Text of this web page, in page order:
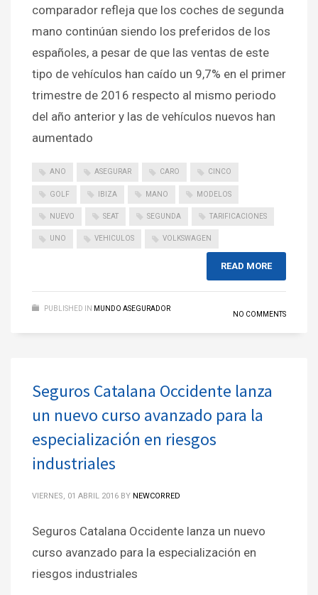
comparador refleja que los coches de segunda
mano continúan siendo los preferidos de los
españoles, a pesar de que las ventas de este
tipo de vehículos han caído un 9,7% en el primer
trimestre de 2016 respecto al mismo periodo
del año anterior y las de vehículos nuevos han
aumentado
ANO ASEGURAR CARO CINCO
GOLF IBIZA MANO MODELOS
NUEVO SEAT SEGUNDA TARIFICACIONES
UNO VEHICULOS VOLKSWAGEN
READ MORE
PUBLISHED IN MUNDO ASEGURADOR
NO COMMENTS
Seguros Catalana Occidente lanza
un nuevo curso avanzado para la
especialización en riesgos
industriales
VIERNES, 01 ABRIL 2016 BY NEWCORRED
Seguros Catalana Occidente lanza un nuevo
curso avanzado para la especialización en
riesgos industriales